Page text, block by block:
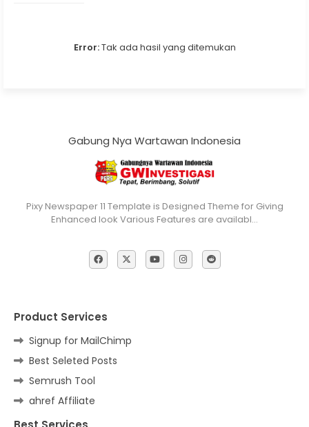
Error:Tak ada hasil yang ditemukan
Gabung Nya Wartawan Indonesia
Pixy Newspaper 11 Template is Designed Theme for Giving
Enhanced look Various Features are availabl…
Product Services
Signup for MailChimp
Best Seleted Posts
Semrush Tool
ahref Affiliate